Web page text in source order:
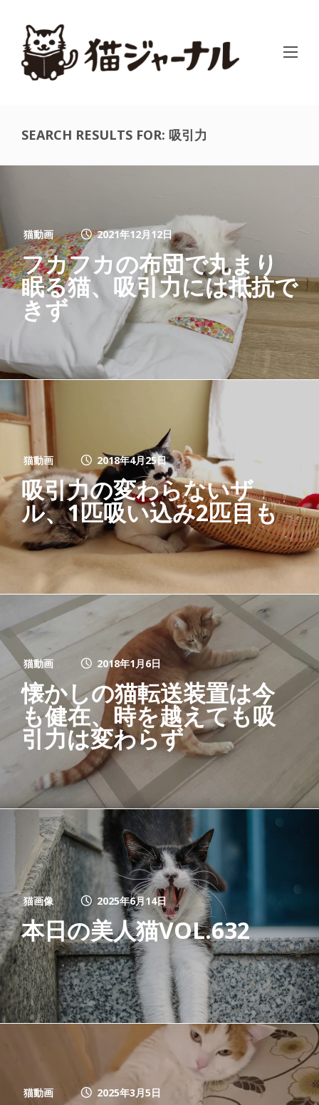
SEARCH RESULTS FOR: 吸引力
猫動画 2021年12月12日
フカフカの布団で丸まり
眠る猫、吸引力には抵抗で
きず
猫動画 2018年4月25日
吸引力の変わらないザ
ル、1匹吸い込み2匹目も
猫動画 2018年1月6日
懐かしの猫転送装置は今
も健在、時を越えても吸
引力は変わらず
猫画像 2025年6月14日
本日の美人猫VOL.632
猫動画 2025年3月5日